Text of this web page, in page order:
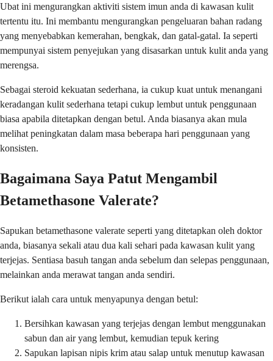
Ubat ini mengurangkan aktiviti sistem imun anda di kawasan kulit
tertentu itu. Ini membantu mengurangkan pengeluaran bahan radang
yang menyebabkan kemerahan, bengkak, dan gatal-gatal. Ia seperti
mempunyai sistem penyejukan yang disasarkan untuk kulit anda yang
merengsa.
Sebagai steroid kekuatan sederhana, ia cukup kuat untuk menangani
keradangan kulit sederhana tetapi cukup lembut untuk penggunaan
biasa apabila ditetapkan dengan betul. Anda biasanya akan mula
melihat peningkatan dalam masa beberapa hari penggunaan yang
konsisten.
Bagaimana Saya Patut Mengambil
Betamethasone Valerate?
Sapukan betamethasone valerate seperti yang ditetapkan oleh doktor
anda, biasanya sekali atau dua kali sehari pada kawasan kulit yang
terjejas. Sentiasa basuh tangan anda sebelum dan selepas penggunaan,
melainkan anda merawat tangan anda sendiri.
Berikut ialah cara untuk menyapunya dengan betul:
Bersihkan kawasan yang terjejas dengan lembut menggunakan
sabun dan air yang lembut, kemudian tepuk kering
Sapukan lapisan nipis krim atau salap untuk menutup kawasan